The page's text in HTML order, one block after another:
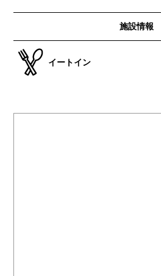
施設情報
イートイン